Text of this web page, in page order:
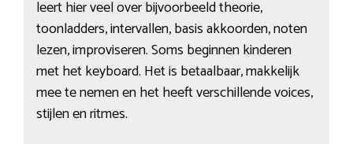
leert hier veel over bijvoorbeeld theorie,
toonladders, intervallen, basis akkoorden, noten
lezen, improviseren. Soms beginnen kinderen
met het keyboard. Het is betaalbaar, makkelijk
mee te nemen en het heeft verschillende voices,
stijlen en ritmes.